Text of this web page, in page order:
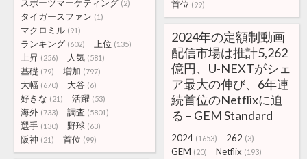
スポーツマーケティング (2)
タイガースファン (1)
マクロミル (91)
ランキング (602) 上位 (135)
上昇 (256) 人気 (581)
基礎 (79) 増加 (797)
大幅 (670) 大谷 (6)
好きな (21) 活躍 (53)
海外 (733) 調査 (5801)
選手 (130) 野球 (63)
阪神 (21) 首位 (99)
首位 (99)
2024年の定額制動画
配信市場は推計5,262
億円、U-NEXTがシェ
ア最大の伸び、6年連
続首位のNetflixに迫
る – GEM Standard
2024 (1653) 262 (3)
GEM (20) Netflix (193)